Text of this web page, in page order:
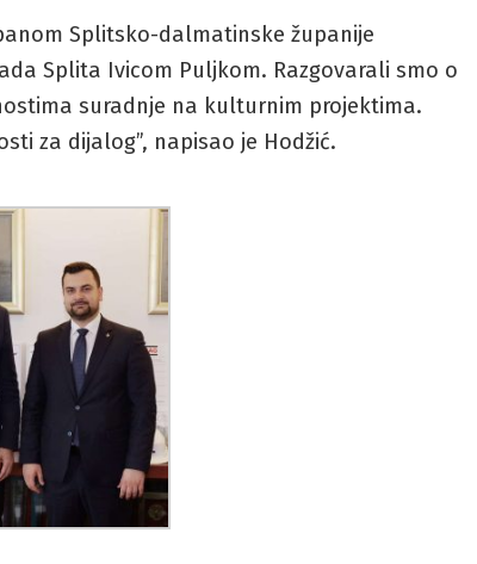
Splitsko-dalmatinske županije
Splita Ivicom Puljkom. Razgovarali smo o
suradnje na kulturnim projektima.
za dijalog”, napisao je Hodžić.